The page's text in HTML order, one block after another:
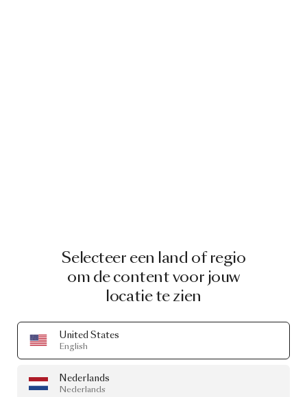
Selecteer een land of regio
om de content voor jouw
locatie te zien
United States
English
Nederlands
Nederlands